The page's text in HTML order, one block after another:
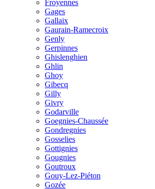
Froyennes
Gages
Gallaix
Gaurain-Ramecroix
Genly
Gerpinnes
Ghislenghien
Ghlin
Ghoy
Gibecq
Gilly
Givry
Godarville
Goegnies-Chaussée
Gondregnies
Gosselies
Gottignies
Gougnies
Goutroux
Gouy-Lez-Piéton
Gozée